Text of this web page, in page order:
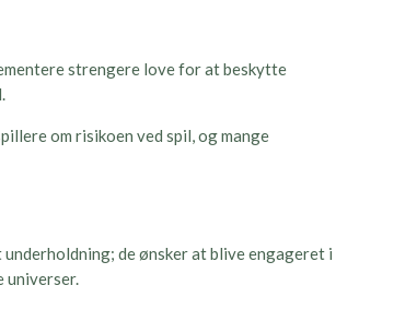
strengere love for at beskytte
om risikoen ved spil, og mange
de ønsker at blive engageret i
universer.